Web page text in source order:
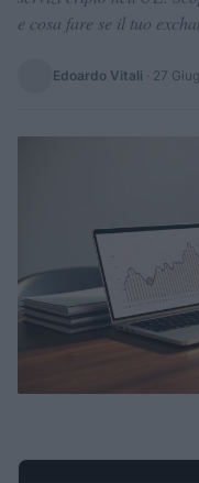
e cosa fare se il tuo
Edoardo Vitali · 27